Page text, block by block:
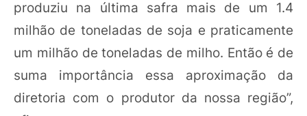
produziu na última safra mais de um 1.4
milhão de toneladas de soja e praticamente
um milhão de toneladas de milho. Então é de
suma importância essa aproximação da
diretoria com o produtor da nossa região”,